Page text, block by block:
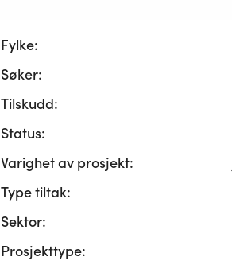
Fylke:
Søker:
Tilskudd:
Status:
Varighet av prosjekt:
Type tiltak:
Sektor:
Prosjekttype: